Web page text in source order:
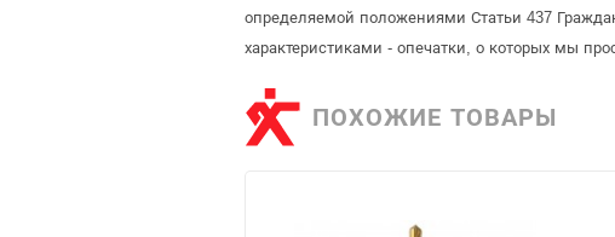
определяемой положениями Статьи 437
характеристиками - опечатки, о которых мы
ПОХОЖИЕ ТОВАРЫ